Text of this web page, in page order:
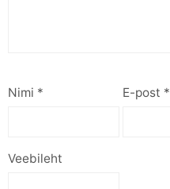
Nimi * E-post *
Veebileht